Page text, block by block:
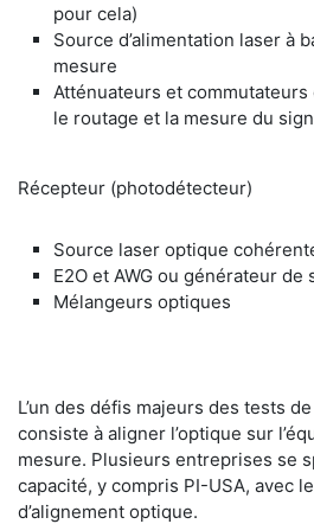
pour cela)
Source d’alimentation laser à
mesure
Atténuateurs et
le routage et la mesure du
Récepteur (photodétecteur)
Source laser optique
E2O et AWG ou générateur
Mélangeurs optiques
L’un des défis majeurs des tests
consiste à aligner l’optique sur
mesure. Plusieurs entreprises se
capacité, y compris PI-USA, avec
d’alignement optique.